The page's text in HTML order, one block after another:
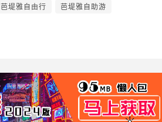
芭堤雅自由行 芭堤雅自助游